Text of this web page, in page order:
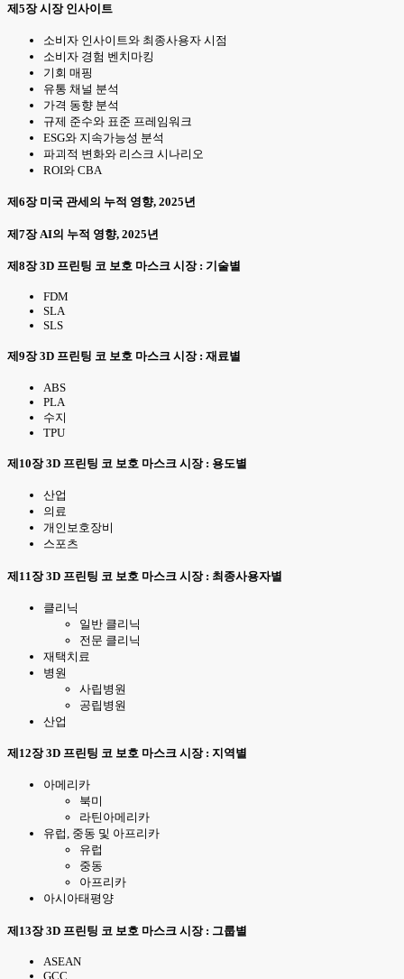
제5장 시장 인사이트
소비자 인사이트와 최종사용자 시점
소비자 경험 벤치마킹
기회 매핑
유통 채널 분석
가격 동향 분석
규제 준수와 표준 프레임워크
ESG와 지속가능성 분석
파괴적 변화와 리스크 시나리오
ROI와 CBA
제6장 미국 관세의 누적 영향, 2025년
제7장 AI의 누적 영향, 2025년
제8장 3D 프린팅 코 보호 마스크 시장 : 기술별
FDM
SLA
SLS
제9장 3D 프린팅 코 보호 마스크 시장 : 재료별
ABS
PLA
수지
TPU
제10장 3D 프린팅 코 보호 마스크 시장 : 용도별
산업
의료
개인보호장비
스포츠
제11장 3D 프린팅 코 보호 마스크 시장 : 최종사용자별
클리닉
일반 클리닉
전문 클리닉
재택치료
병원
사립병원
공립병원
산업
제12장 3D 프린팅 코 보호 마스크 시장 : 지역별
아메리카
북미
라틴아메리카
유럽, 중동 및 아프리카
유럽
중동
아프리카
아시아태평양
제13장 3D 프린팅 코 보호 마스크 시장 : 그룹별
ASEAN
GCC